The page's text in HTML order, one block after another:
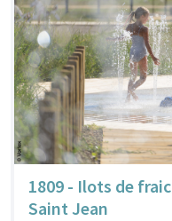
1809 - Ilots de
Saint Jean